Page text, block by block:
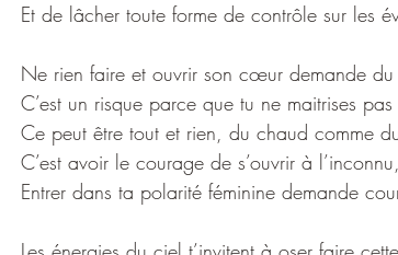
Et de lâcher toute forme de contrôle sur les
Ne rien faire et ouvrir son cœur demande
C’est un risque parce que tu ne maitrises
Ce peut être tout et rien, du chaud comme
C’est avoir le courage de s’ouvrir à
Entrer dans ta polarité féminine demande